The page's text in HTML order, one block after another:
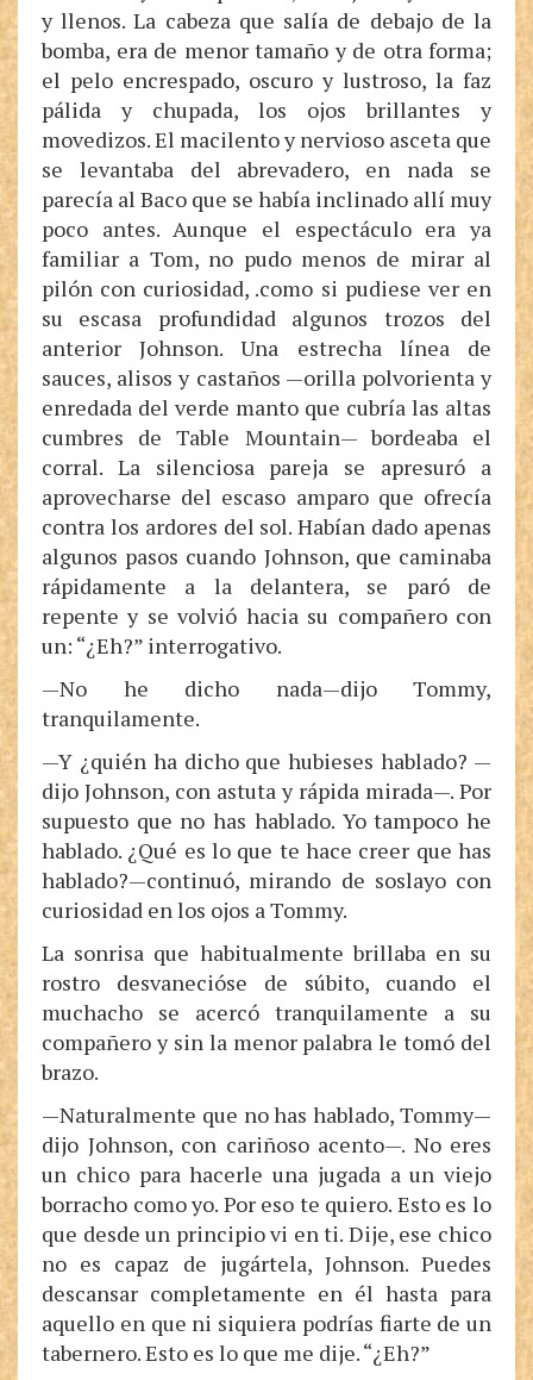
y llenos. La cabeza que salía de debajo de la
bomba, era de menor tamaño y de otra forma;
el pelo encrespado, oscuro y lustroso, la faz
pálida y chupada, los ojos brillantes y
movedizos. El macilento y nervioso asceta que
se levantaba del abrevadero, en nada se
parecía al Baco que se había inclinado allí muy
poco antes. Aunque el espectáculo era ya
familiar a Tom, no pudo menos de mirar al
pilón con curiosidad, .como si pudiese ver en
su escasa profundidad algunos trozos del
anterior Johnson. Una estrecha línea de
sauces, alisos y castaños —orilla polvorienta y
enredada del verde manto que cubría las altas
cumbres de Table Mountain— bordeaba el
corral. La silenciosa pareja se apresuró a
aprovecharse del escaso amparo que ofrecía
contra los ardores del sol. Habían dado apenas
algunos pasos cuando Johnson, que caminaba
rápidamente a la delantera, se paró de
repente y se volvió hacia su compañero con
un: “¿Eh?” interrogativo.
—No he dicho nada—dijo Tommy,
tranquilamente.
—Y ¿quién ha dicho que hubieses hablado? —
dijo Johnson, con astuta y rápida mirada—. Por
supuesto que no has hablado. Yo tampoco he
hablado. ¿Qué es lo que te hace creer que has
hablado?—continuó, mirando de soslayo con
curiosidad en los ojos a Tommy.
La sonrisa que habitualmente brillaba en su
rostro desvanecióse de súbito, cuando el
muchacho se acercó tranquilamente a su
compañero y sin la menor palabra le tomó del
brazo.
—Naturalmente que no has hablado, Tommy—
dijo Johnson, con cariñoso acento—. No eres
un chico para hacerle una jugada a un viejo
borracho como yo. Por eso te quiero. Esto es lo
que desde un principio vi en ti. Dije, ese chico
no es capaz de jugártela, Johnson. Puedes
descansar completamente en él hasta para
aquello en que ni siquiera podrías fiarte de un
tabernero. Esto es lo que me dije. “¿Eh?”